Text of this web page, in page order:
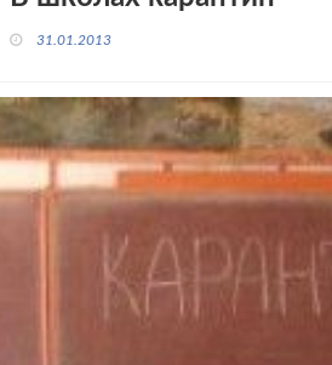
31.01.2013